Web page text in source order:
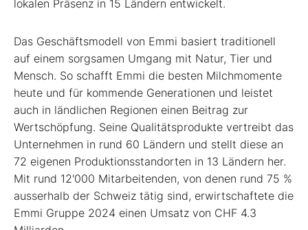
lokalen Präsenz in 15 Ländern entwickelt.
Das Geschäftsmodell von Emmi basiert traditionell
auf einem sorgsamen Umgang mit Natur, Tier und
Mensch. So schafft Emmi die besten Milchmomente
heute und für kommende Generationen und leistet
auch in ländlichen Regionen einen Beitrag zur
Wertschöpfung. Seine Qualitätsprodukte vertreibt das
Unternehmen in rund 60 Ländern und stellt diese an
72 eigenen Produktionsstandorten in 13 Ländern her.
Mit rund 12'000 Mitarbeitenden, von denen rund 75 %
ausserhalb der Schweiz tätig sind, erwirtschaftete die
Emmi Gruppe 2024 einen Umsatz von CHF 4.3